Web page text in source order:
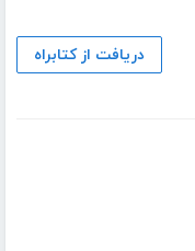
دریافت از کتابراه